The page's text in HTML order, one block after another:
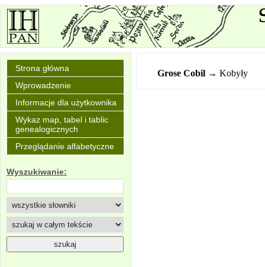
Strona główna
Wprowadzenie
Informacje dla użytkownika
Wykaz map, tabel i tablic
genealogicznych
Przeglądanie alfabetyczne
Wyszukiwanie:
Grose Cobil → Kobyły